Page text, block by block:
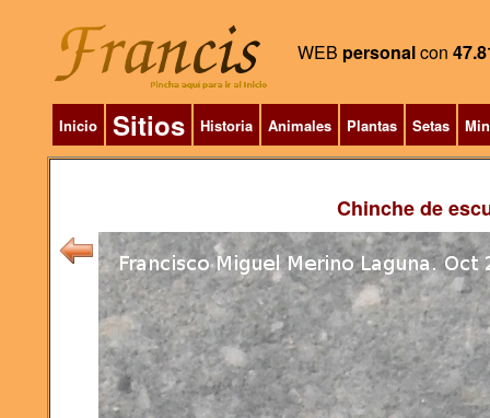
WEB personalcon
Inicio Sitios Historia Animales Plantas Setas
Chinche de